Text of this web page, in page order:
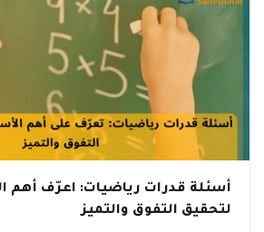
أسئلة قدرات رياضيات: اعرّف أهم
لتحقيق التفوق والتميز